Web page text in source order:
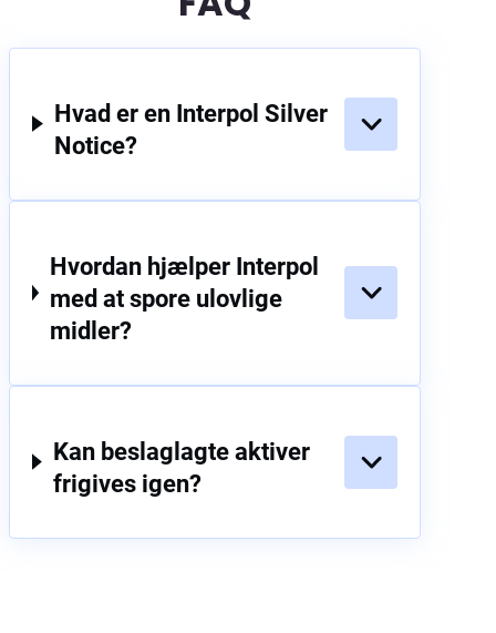
Hvad er en Interpol Silver
Notice?
Hvordan hjælper Interpol
med at spore ulovlige
midler?
Kan beslaglagte aktiver
frigives igen?